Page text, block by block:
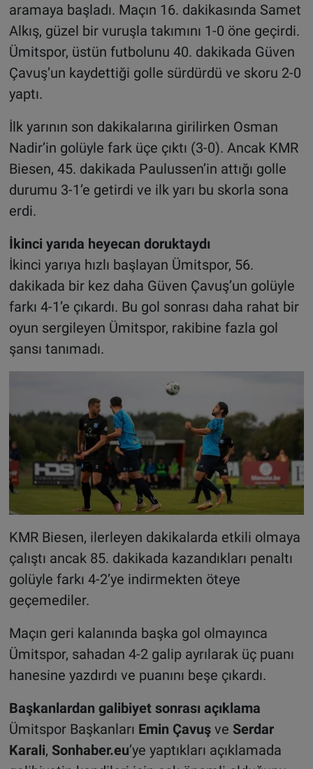
aramaya başladı. Maçın 16. dakikasında Samet
Alkış, güzel bir vuruşla takımını 1-0 öne geçirdi.
Ümitspor, üstün futbolunu 40. dakikada Güven
Çavuş’un kaydettiği golle sürdürdü ve skoru 2-0
yaptı.
İlk yarının son dakikalarına girilirken Osman
Nadir’in golüyle fark üçe çıktı (3-0). Ancak KMR
Biesen, 45. dakikada Paulussen’in attığı golle
durumu 3-1’e getirdi ve ilk yarı bu skorla sona
erdi.
İkinci yarıda heyecan doruktaydı
İkinci yarıya hızlı başlayan Ümitspor, 56.
dakikada bir kez daha Güven Çavuş’un golüyle
farkı 4-1’e çıkardı. Bu gol sonrası daha rahat bir
oyun sergileyen Ümitspor, rakibine fazla gol
şansı tanımadı.
KMR Biesen, ilerleyen dakikalarda etkili olmaya
çalıştı ancak 85. dakikada kazandıkları penaltı
golüyle farkı 4-2’ye indirmekten öteye
geçemediler.
Maçın geri kalanında başka gol olmayınca
Ümitspor, sahadan 4-2 galip ayrılarak üç puanı
hanesine yazdırdı ve puanını beşe çıkardı.
Başkanlardan galibiyet sonrası açıklama
Ümitspor Başkanları Emin Çavuş ve Serdar
Karali, Sonhaber.eu’ye yaptıkları açıklamada